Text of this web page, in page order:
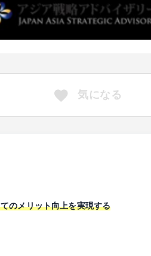
気になる
のメリット向上を実現する